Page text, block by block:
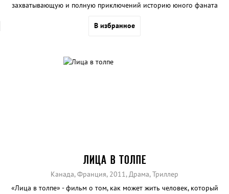
захватывающую и полную приключений историю юного фаната
фильма.
В избранное
ЛИЦА В ТОЛПЕ
Канада, Франция, 2011, Драма, Триллер
«Лица в толпе» - фильм о том, как может жить человек, который